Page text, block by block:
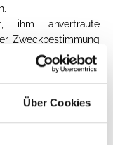
Über Cookies
ihm anvertraute
Zweckbestimmung
zu lassen.